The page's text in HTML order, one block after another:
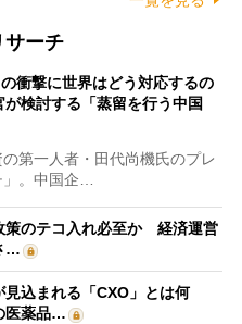
サーチ
衝撃に世界はどう対応するの
検討する「蒸留を行う中国
第一人者・田代尚機氏のプレ
」。中国企…
策のテコ入れ必至か 経済運営
…
込まれる「CXO」とは何
医薬品…